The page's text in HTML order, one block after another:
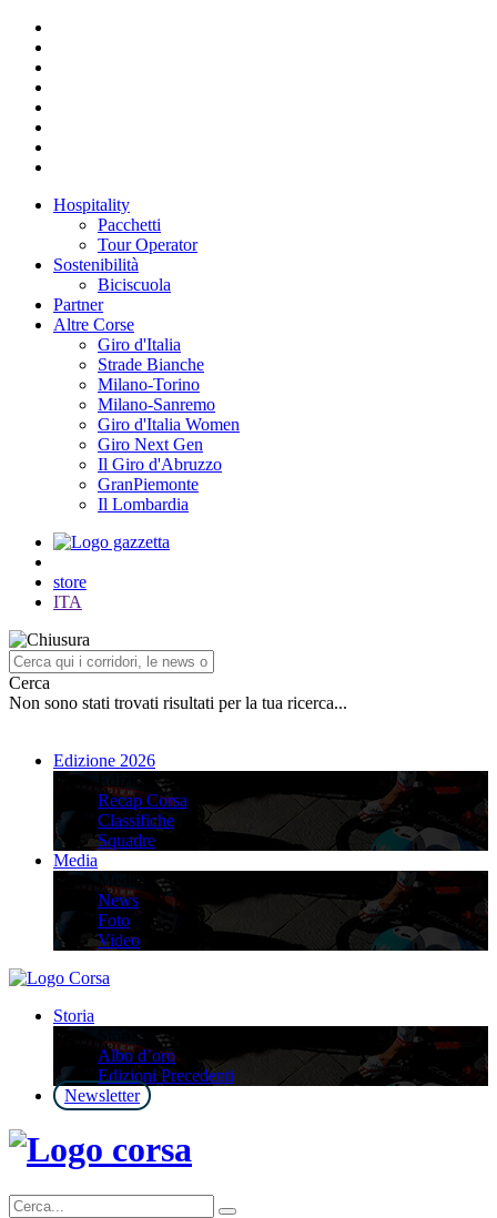
Hospitality
Pacchetti
Tour Operator
Sostenibilità
Biciscuola
Partner
Altre Corse
Giro d'Italia
Strade Bianche
Milano-Torino
Milano-Sanremo
Giro d'Italia Women
Giro Next Gen
Il Giro d'Abruzzo
GranPiemonte
Il Lombardia
store
ITA
Cerca
Non sono stati trovati risultati per la tua ricerca...
Edizione 2026
Edizione 2026
Recap Corsa
Classifiche
Squadre
Media
Media
News
Foto
Video
Storia
Storia
Albo d’oro
Edizioni Precedenti
Newsletter